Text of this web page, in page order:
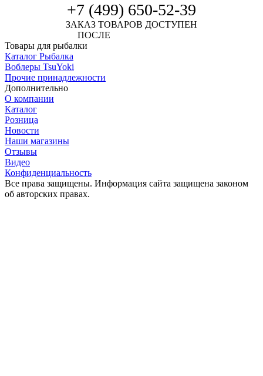
+7 (499) 650-52-39
ЗАКАЗ ТОВАРОВ ДОСТУПЕН
ПОСЛЕ
Товары для рыбалки
Каталог Рыбалка
Воблеры TsuYoki
Прочие принадлежности
Дополнительно
О компании
Каталог
Розница
Новости
Наши магазины
Отзывы
Видео
Конфиденциальность
Все права защищены. Информация сайта защищена законом
об авторских правах.